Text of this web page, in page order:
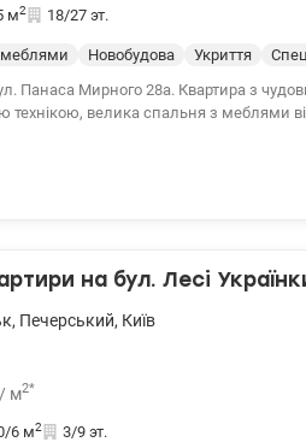
м2 18/27 эт.
Новобудова Укриття
з чудовим видом на центр міста, простора
технікою, велика спальня з меблями
на бул. Лесі
, Печерський, Київ
/ м2*
6 м2 3/9 эт.